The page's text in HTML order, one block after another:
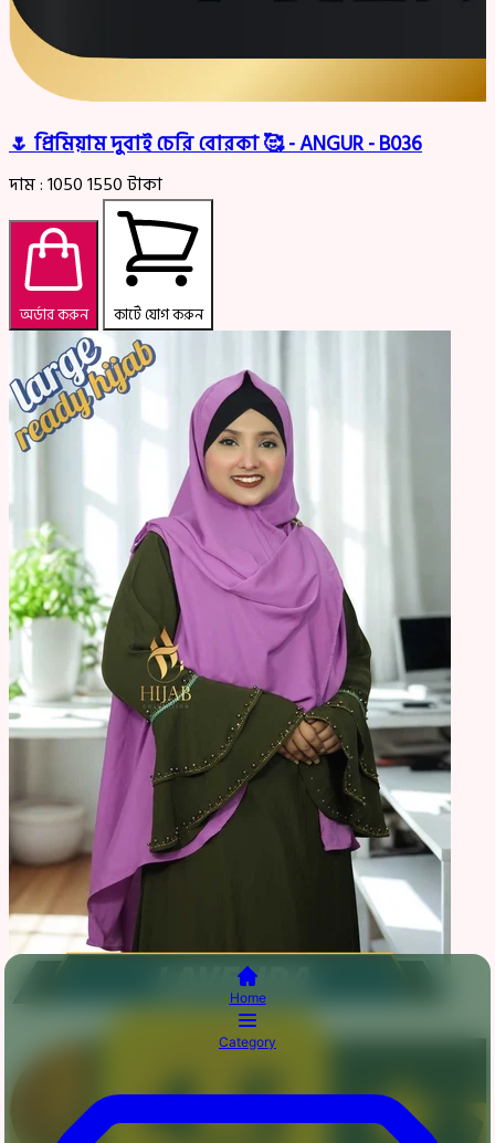
🌷 প্রিমিয়াম দুবাই চেরি বোরকা 🥰 - ANGUR - B036
দাম :10501550টাকা
অর্ডার করুন কার্টে যোগ করুন
Home
Category